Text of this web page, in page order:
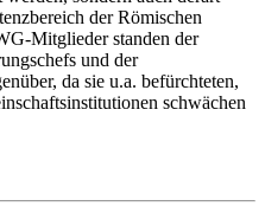
der Römischen
Mitglieder standen der
und der
da sie u.a. befürchteten,
schwächen